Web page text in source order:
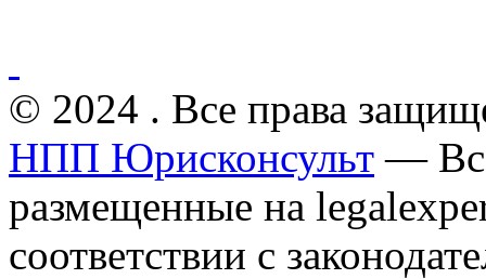
© 2024 . Все права
НПП Юрисконсульт —
размещенные на
соответствии с